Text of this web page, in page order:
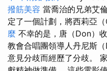
撥筋美容 當喬治的兄弟艾
定了一個計劃，將西莉亞
麼 不幸的是，唐（Don）
教會合唱團領導人丹尼斯
意見分歧而經歷了分歧。